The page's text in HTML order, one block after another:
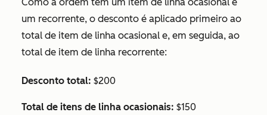
um recorrente, o desconto é aplicado primeiro ao
total de item de linha ocasional e, em seguida, ao
total de item de linha recorrente:
Desconto total: $200
Total de itens de linha ocasionais: $150